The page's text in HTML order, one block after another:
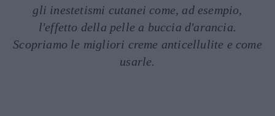
gli inestetismi cutanei come, ad esempio,
l'effetto della pelle a buccia d'arancia.
Scopriamo le migliori creme anticellulite e come
usarle.